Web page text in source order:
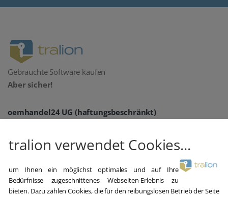
Gebrauchte Software kaufen
Aber sicher!
oemhandel24 UG (haftungsbeschränkt)
Germany
+49 651 / 209 897 22
hilfe@tralion.de
tralion verwendet Cookies...
um Ihnen ein möglichst optimales und auf Ihre
Bedürfnisse zugeschnittenes Webseiten-Erlebnis zu
bieten. Dazu zählen Cookies, die für den reibungslosen Betrieb der Seite